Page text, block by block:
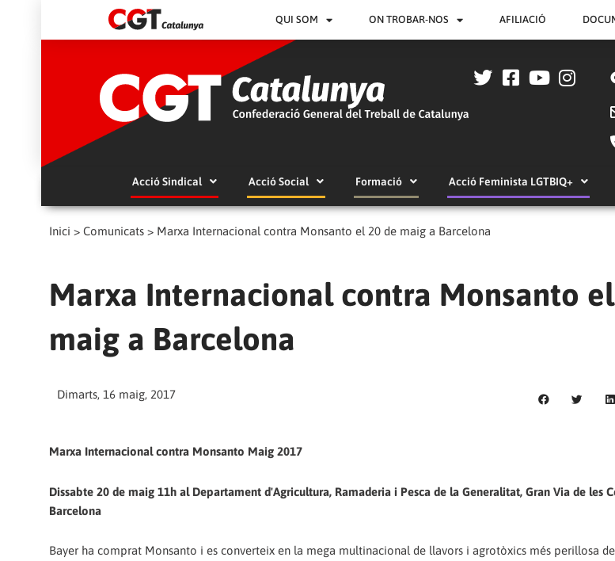
QUI SOM ON TROBAR-NOS AFILIACIÓ
Acció Sindical Acció Social Formació Acció Feminista LGTBIQ+
Inici > Comunicats > Marxa Internacional contra Monsanto el 20 de maig a Barcelona
Marxa Internacional contra Monsanto
maig a Barcelona
Dimarts, 16 maig, 2017
Marxa Internacional contra Monsanto Maig 2017
Dissabte 20 de maig 11h al Departament d'Agricultura, Ramaderia i Pesca de la Generalitat, Gran Via de les
Barcelona
Bayer ha comprat Monsanto i es converteix en la mega multinacional de llavors i agrotòxics més perillosa